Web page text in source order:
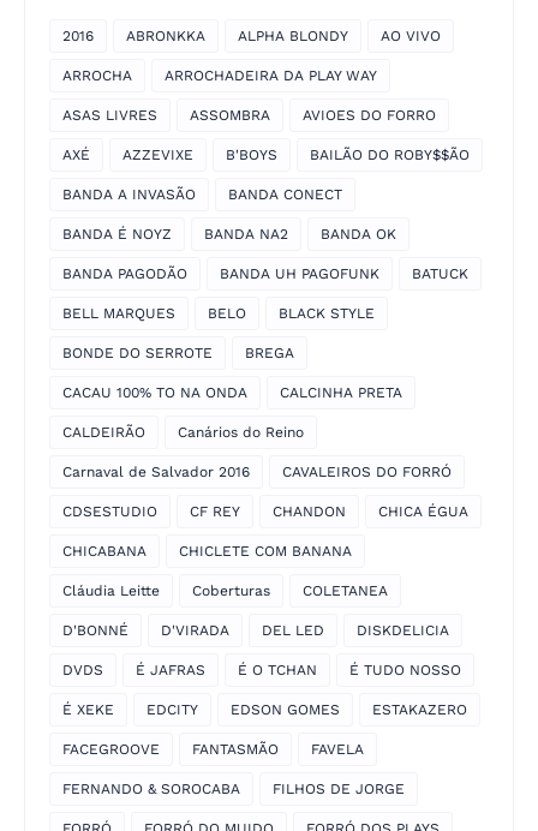
2016 ABRONKKA ALPHA BLONDY AO VIVO
ARROCHA ARROCHADEIRA DA PLAY WAY
ASAS LIVRES ASSOMBRA AVIOES DO FORRO
AXÉ AZZEVIXE B'BOYS BAILÃO DO ROBY$$ÃO
BANDA A INVASÃO BANDA CONECT
BANDA É NOYZ BANDA NA2 BANDA OK
BANDA PAGODÃO BANDA UH PAGOFUNK BATUCK
BELL MARQUES BELO BLACK STYLE
BONDE DO SERROTE BREGA
CACAU 100% TO NA ONDA CALCINHA PRETA
CALDEIRÃO Canários do Reino
Carnaval de Salvador 2016 CAVALEIROS DO FORRÓ
CDSESTUDIO CF REY CHANDON CHICA ÉGUA
CHICABANA CHICLETE COM BANANA
Cláudia Leitte Coberturas COLETANEA
D'BONNÉ D'VIRADA DEL LED DISKDELICIA
DVDS É JAFRAS É O TCHAN É TUDO NOSSO
É XEKE EDCITY EDSON GOMES ESTAKAZERO
FACEGROOVE FANTASMÃO FAVELA
FERNANDO & SOROCABA FILHOS DE JORGE